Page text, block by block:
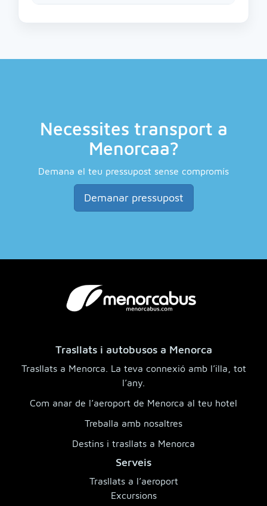
Necessites transport a
Menorcaa?
Demana el teu pressupost sense compromís
Demanar pressupost
Trasllats i autobusos a Menorca
Trasllats a Menorca. La teva connexió amb l’illa, tot
l’any.
Com anar de l’aeroport de Menorca al teu hotel
Treballa amb nosaltres
Destins i trasllats a Menorca
Serveis
Trasllats a l’aeroport
Excursions